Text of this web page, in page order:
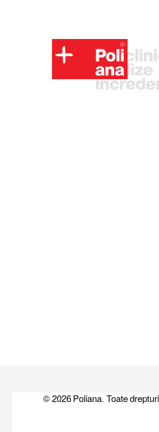
© 2026 Poliana. Toate